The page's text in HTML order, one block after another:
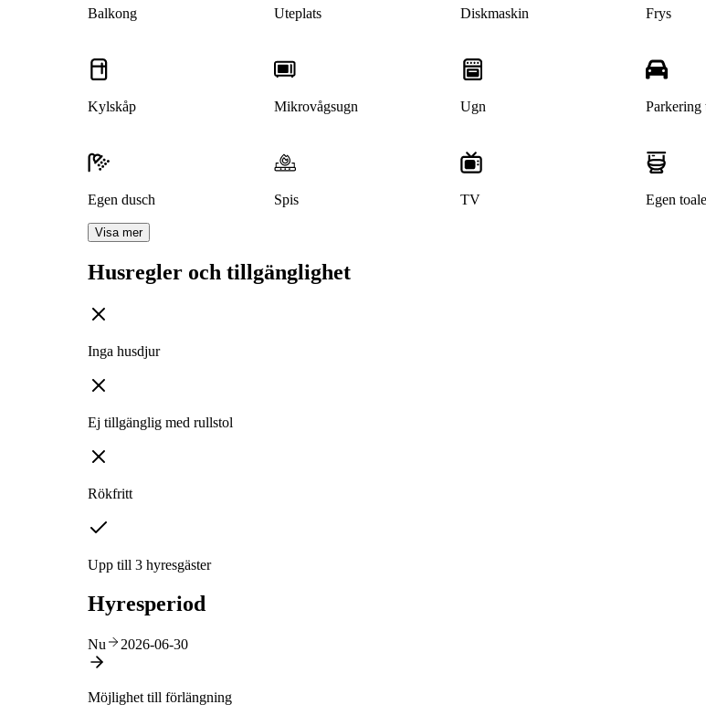
Balkong Uteplats Diskmaskin Frys
Kylskåp Mikrovågsugn Ugn
Egen dusch Spis TV Egen
Visa mer
Husregler och tillgänglighet
Inga husdjur
Ej tillgänglig med rullstol
Rökfritt
Upp till 3 hyresgäster
Hyresperiod
Nu 2026-06-30
Möjlighet till förlängning